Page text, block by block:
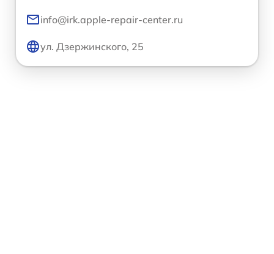
info@irk.apple-repair-center.ru
ул. Дзержинского, 25